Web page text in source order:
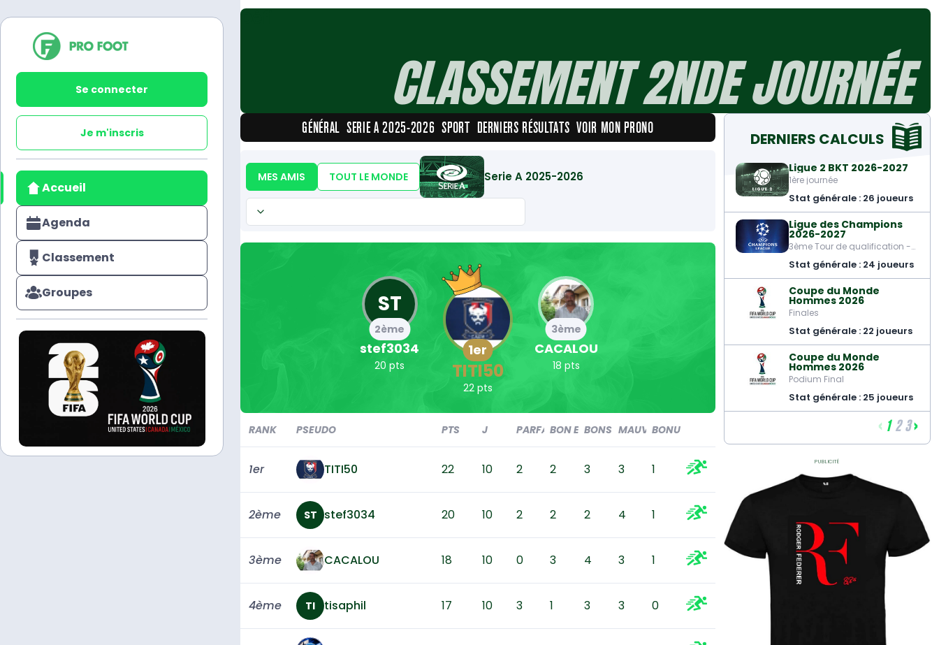
Se connecter
Je m'inscris
Accueil
Agenda
Classement
Groupes
CLASSEMENT 2NDE JOURNÉE
Défi
GÉNÉRAL SERIE A 2025-2026 SPORT DERNIERS RÉSULTATS VOIR MON PRONO
MES AMIS TOUT LE MONDE Serie A 2025-2026
ST
stef3034
2ème
20 pts TITI50
1er
22 pts
CACALOU
3ème
18 pts
RANK PSEUDO PTS J PARFAITBON ECBONS MAUV BONUS
1er TITI50 22 10 2 2 3 3 1
2ème ST stef3034 20 10 2 2 2 4 1
3ème CACALOU 18 10 0 3 4 3 1
4ème TI tisaphil 17 10 3 1 3 3 0
DERNIERS CALCULS
Ligue 2 BKT 2026-2027
1ère journée
Stat générale : 26 joueurs
Ligue des Champions
2026-2027
3ème Tour de qualification -
Stat générale : 24 joueurs
Coupe du Monde
Hommes 2026
Finales
Stat générale : 22 joueurs
Coupe du Monde
Hommes 2026
Podium Final
Stat générale : 25 joueurs
‹ 1 2 3 ›
Publicité